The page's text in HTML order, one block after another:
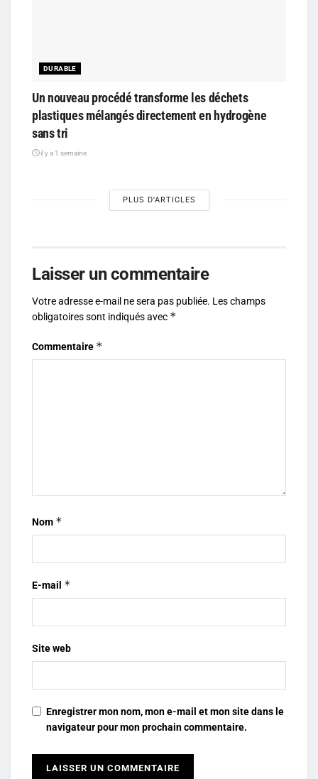
DURABLE
Un nouveau procédé transforme les déchets
plastiques mélangés directement en hydrogène
sans tri
il y a 1 semaine
PLUS D'ARTICLES
Laisser un commentaire
Votre adresse e-mail ne sera pas publiée. Les champs
obligatoires sont indiqués avec *
Commentaire *
Nom *
E-mail *
Site web
Enregistrer mon nom, mon e-mail et mon site dans le
navigateur pour mon prochain commentaire.